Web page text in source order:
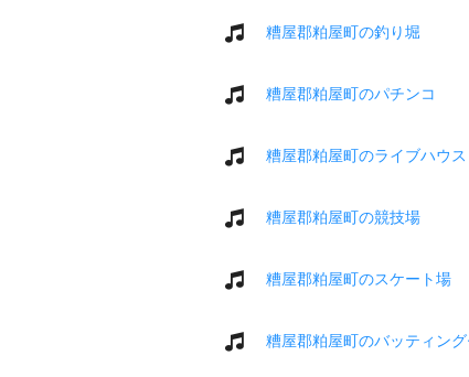
糟屋郡粕屋町の釣り堀
糟屋郡粕屋町のパチンコ
糟屋郡粕屋町のライブハウス
糟屋郡粕屋町の競技場
糟屋郡粕屋町のスケート場
糟屋郡粕屋町のバッティン